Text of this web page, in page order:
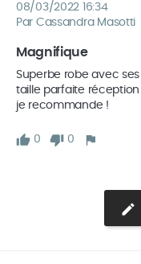
08/03/2022 16:34
Par Cassandra Masotti
Magnifique
Superbe robe avec
taille parfaite
je recommande !
0 0